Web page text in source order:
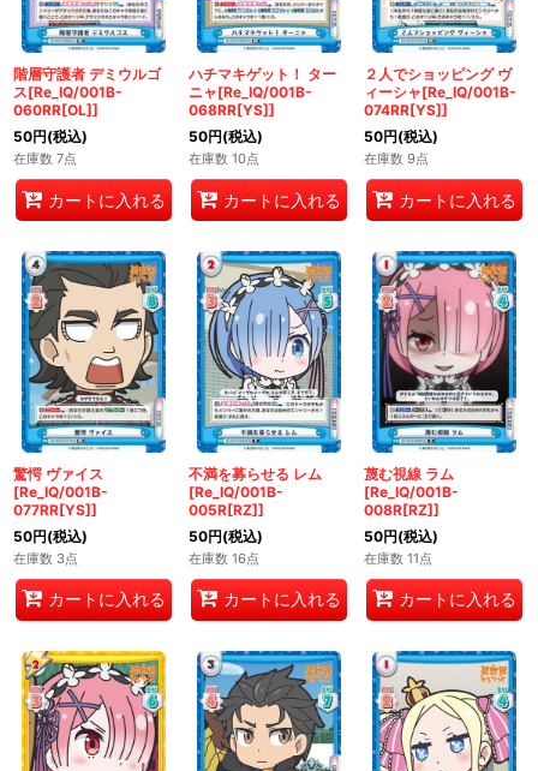
階層守護者 デミウルゴ
ス[Re_IQ/001B-
060RR[OL]]
50円(税込)
在庫数 7点
カートに入れる
ハチマキゲット！ ター
ニャ[Re_IQ/001B-
068RR[YS]]
50円(税込)
在庫数 10点
カートに入れる
２人でショッピング ヴ
ィーシャ[Re_IQ/001B-
074RR[YS]]
50円(税込)
在庫数 9点
カートに入れる
驚愕 ヴァイス
[Re_IQ/001B-
077RR[YS]]
50円(税込)
在庫数 3点
カートに入れる
不満を募らせる レム
[Re_IQ/001B-
005R[RZ]]
50円(税込)
在庫数 16点
カートに入れる
蔑む視線 ラム
[Re_IQ/001B-
008R[RZ]]
50円(税込)
在庫数 11点
カートに入れる